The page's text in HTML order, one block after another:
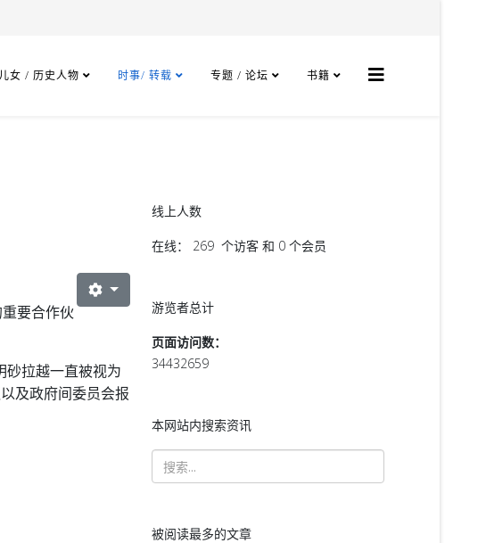
女 / 历史人物 时事/ 转载 专题 / 论坛 书籍
要合作伙
砂拉越一直被视为
及政府间委员会报
线上人数
在线： 269 个访客 和 0 个会员
游览者总计
页面访问数：
34432659
本网站内搜索资讯
被阅读最多的文章